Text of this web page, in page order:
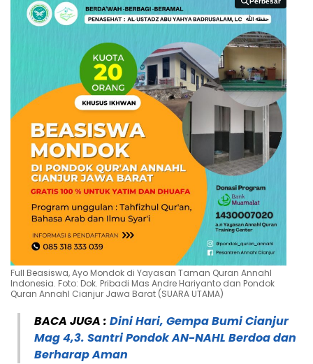
Full Beasiswa, Ayo Mondok di Yayasan Taman Quran Annahl
Indonesia. Foto: Dok. Pribadi Mas Andre Hariyanto dan Pondok
Quran Annahl Cianjur Jawa Barat (SUARA UTAMA)
BACA JUGA : Dini Hari, Gempa Bumi Cianjur
Mag 4,3. Santri Pondok AN-NAHL Berdoa dan
Berharap Aman